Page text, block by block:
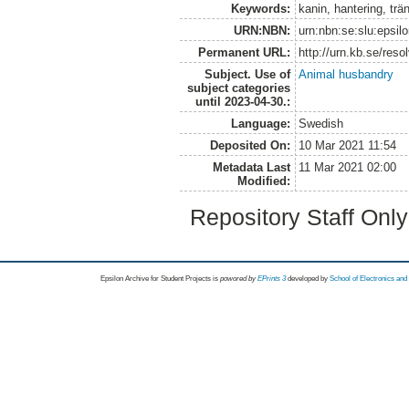
Keywords:
kanin, hantering,
URN:NBN:
Permanent URL:
http://urn.kb.se/
Subject. Use of
subject categories
until 2023-04-30.:
Animal husbandry
Language:
Swedish
Deposited On:
10 Mar 2021 11:54
Metadata Last
Modified:
11 Mar 2021 02:00
Repository Staff
Epsilon Archive for Student Projects is powored byEPrints 3 developed by School of Electronics